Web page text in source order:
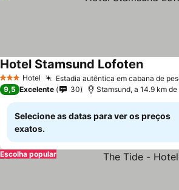
3 EstrelasHotel Estadia autêntica em cabana de
Hotel Stamsund LofotenVer
9,5 Excelente 30 Stamsund, a 14.9 km de
Selecione as datas para ver os preços
exatos.
Escolha popular